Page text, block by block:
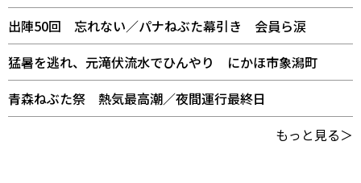
出陣50回 忘れない／パナねぶた幕引き 会員ら涙
猛暑を逃れ、元滝伏流水でひんやり にかほ市象潟町
青森ねぶた祭 熱気最高潮／夜間運行最終日
もっと見る＞